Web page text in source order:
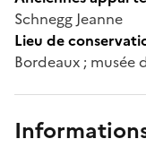
Schnegg Jeanne
Lieu de
Bordeaux ; musée